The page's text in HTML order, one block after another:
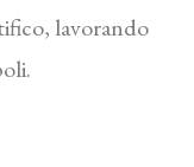
lavorando